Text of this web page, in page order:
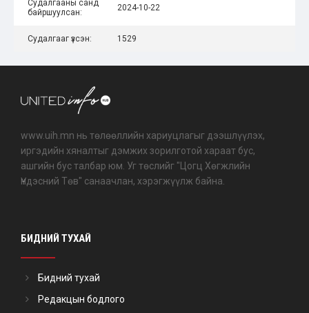
Судалгааны санд
байршуулсан:
2024-10-22
Судалгааг үзсэн: 1529
www.uih.mn нь төлөөллийн хариуцлагыг дээшлүүлэх,
иргэдийн хяналтыг дэмжих зорилготой хараат бус,
ашгийн бус талбар юм. Уг төслийг "Цогц Хөгжлийн
Үндэсний Төв" санаачлан, хэрэгжүүлж байна.
БИДНИЙ ТУХАЙ
Бидний тухай
Редакцын бодлого